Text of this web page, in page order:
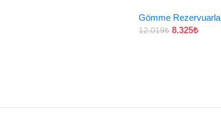
Gömme
12.019₺ 8.325₺